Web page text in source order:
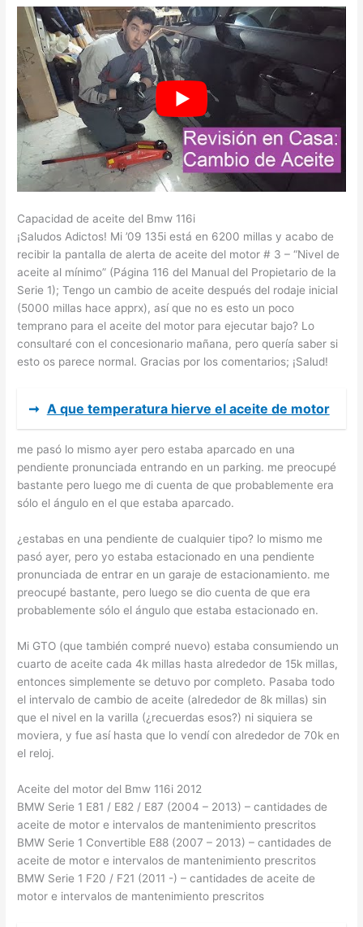
Capacidad de aceite del Bmw 116i
¡Saludos Adictos! Mi ’09 135i está en 6200 millas y acabo de
recibir la pantalla de alerta de aceite del motor # 3 – “Nivel de
aceite al mínimo” (Página 116 del Manual del Propietario de la
Serie 1); Tengo un cambio de aceite después del rodaje inicial
(5000 millas hace apprx), así que no es esto un poco
temprano para el aceite del motor para ejecutar bajo? Lo
consultaré con el concesionario mañana, pero quería saber si
esto os parece normal. Gracias por los comentarios; ¡Salud!
➞ A que temperatura hierve el aceite de motor
me pasó lo mismo ayer pero estaba aparcado en una
pendiente pronunciada entrando en un parking. me preocupé
bastante pero luego me di cuenta de que probablemente era
sólo el ángulo en el que estaba aparcado.
¿estabas en una pendiente de cualquier tipo? lo mismo me
pasó ayer, pero yo estaba estacionado en una pendiente
pronunciada de entrar en un garaje de estacionamiento. me
preocupé bastante, pero luego se dio cuenta de que era
probablemente sólo el ángulo que estaba estacionado en.
Mi GTO (que también compré nuevo) estaba consumiendo un
cuarto de aceite cada 4k millas hasta alrededor de 15k millas,
entonces simplemente se detuvo por completo. Pasaba todo
el intervalo de cambio de aceite (alrededor de 8k millas) sin
que el nivel en la varilla (¿recuerdas esos?) ni siquiera se
moviera, y fue así hasta que lo vendí con alrededor de 70k en
el reloj.
Aceite del motor del Bmw 116i 2012
BMW Serie 1 E81 / E82 / E87 (2004 – 2013) – cantidades de
aceite de motor e intervalos de mantenimiento prescritos
BMW Serie 1 Convertible E88 (2007 – 2013) – cantidades de
aceite de motor e intervalos de mantenimiento prescritos
BMW Serie 1 F20 / F21 (2011 -) – cantidades de aceite de
motor e intervalos de mantenimiento prescritos